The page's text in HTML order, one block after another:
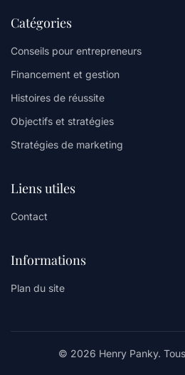
Catégories
Conseils pour entrepreneurs
Financement et gestion
Histoires de réussite
Objectifs et stratégies
Stratégies de marketing
Liens utiles
Contact
Informations
Plan du site
© 2026 Henry Panky.